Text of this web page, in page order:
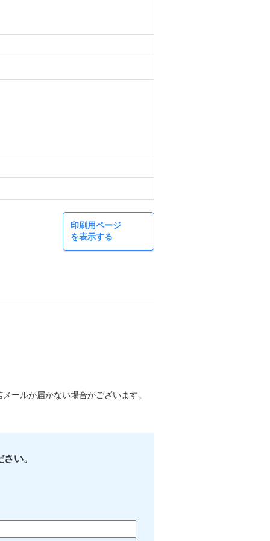
印刷用ページ
を表示する
ールが届かない場合がございます。
い。